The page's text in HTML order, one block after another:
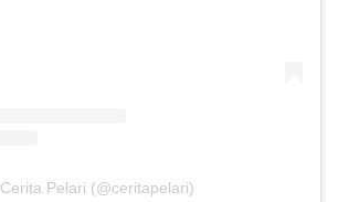
Pelari (@ceritapelari)